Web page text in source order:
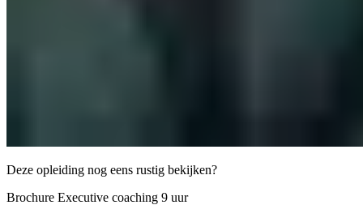
Deze opleiding nog eens rustig bekijken?
Brochure Executive coaching 9 uur